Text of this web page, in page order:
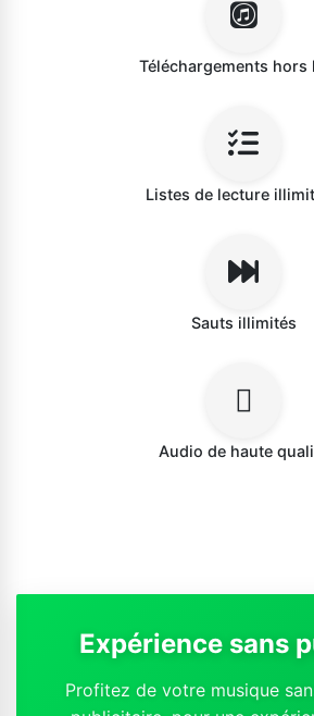
Téléchargements hors
Listes de lecture
Sauts illimités
Audio de haute
Expérience sans
Profitez de votre musique